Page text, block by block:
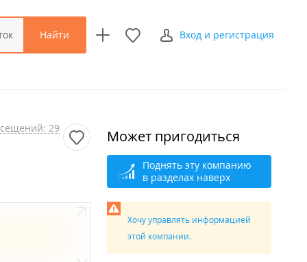
Найти Вход и регистрация
29 Может пригодиться
Поднять эту компанию
в разделах наверх
Хочу управлять информацией
этой компании.